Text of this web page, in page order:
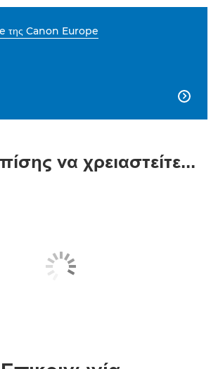
της Canon Europe

να χρειαστείτε...